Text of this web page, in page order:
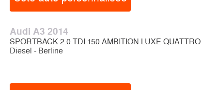
Audi A3 2014
SPORTBACK 2.0 TDI 150 AMBITION LUXE QUATTRO
Diesel - Berline